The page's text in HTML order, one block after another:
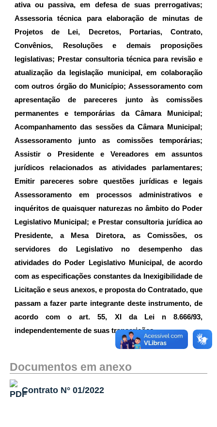
ativa ou passiva, em defesa de suas prerrogativas;
Assessoria técnica para elaboração de minutas de
Projetos de Lei, Decretos, Portarias, Contrato,
Convênios, Resoluções e demais proposições
legislativas; Prestar consultoria técnica para revisão e
atualização da legislação municipal, em colaboração
com outros órgão do Município; Assessoramento com
apresentação de pareceres junto às comissões
permanentes e temporárias da Câmara Municipal;
Acompanhamento das sessões da Câmara Municipal;
Assessoramento junto as comissões temporárias;
Assistir o Presidente e Vereadores em assuntos
jurídicos relacionados as atividades parlamentares;
Emitir pareceres sobre questões jurídicas e legais
Assessoramento em processos administrativos e
inquéritos de quaisquer naturezas no âmbito do Poder
Legislativo Municipal; e Prestar consultoria jurídica ao
Presidente, a Mesa Diretora, as Comissões, os
servidores do Legislativo no desempenho das
atividades do Poder Legislativo Municipal, de acordo
com as especificações constantes da Inexigibilidade de
Licitação e seus anexos, e proposta do Contratado, que
passam a fazer parte integrante deste instrumento, de
acordo com o art. 55, XI da Lei n 8.666/93,
independentemente de suas transcrições.
Documentos em anexo
Contrato N° 01/2022